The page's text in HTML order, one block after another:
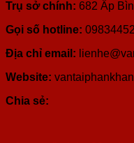
Trụ sở chính: 682 Ấp
Gọi số hotline:
Địa chỉ email:
Website:
Chia sẻ: